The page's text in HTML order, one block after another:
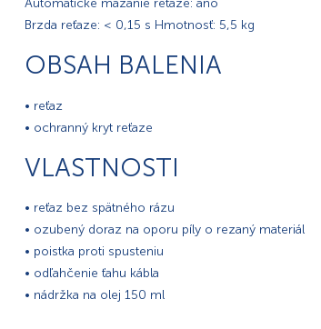
Brzda reťaze: < 0,15 s Hmotnosť: 5,5 kg
OBSAH BALENIA
• reťaz
• ochranný kryt reťaze
VLASTNOSTI
• reťaz bez spätného rázu
• ozubený doraz na oporu píly o rezaný materiál
• poistka proti spusteniu
• odľahčenie ťahu kábla
• nádržka na olej 150 ml